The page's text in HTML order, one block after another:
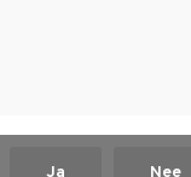
Ja Nee